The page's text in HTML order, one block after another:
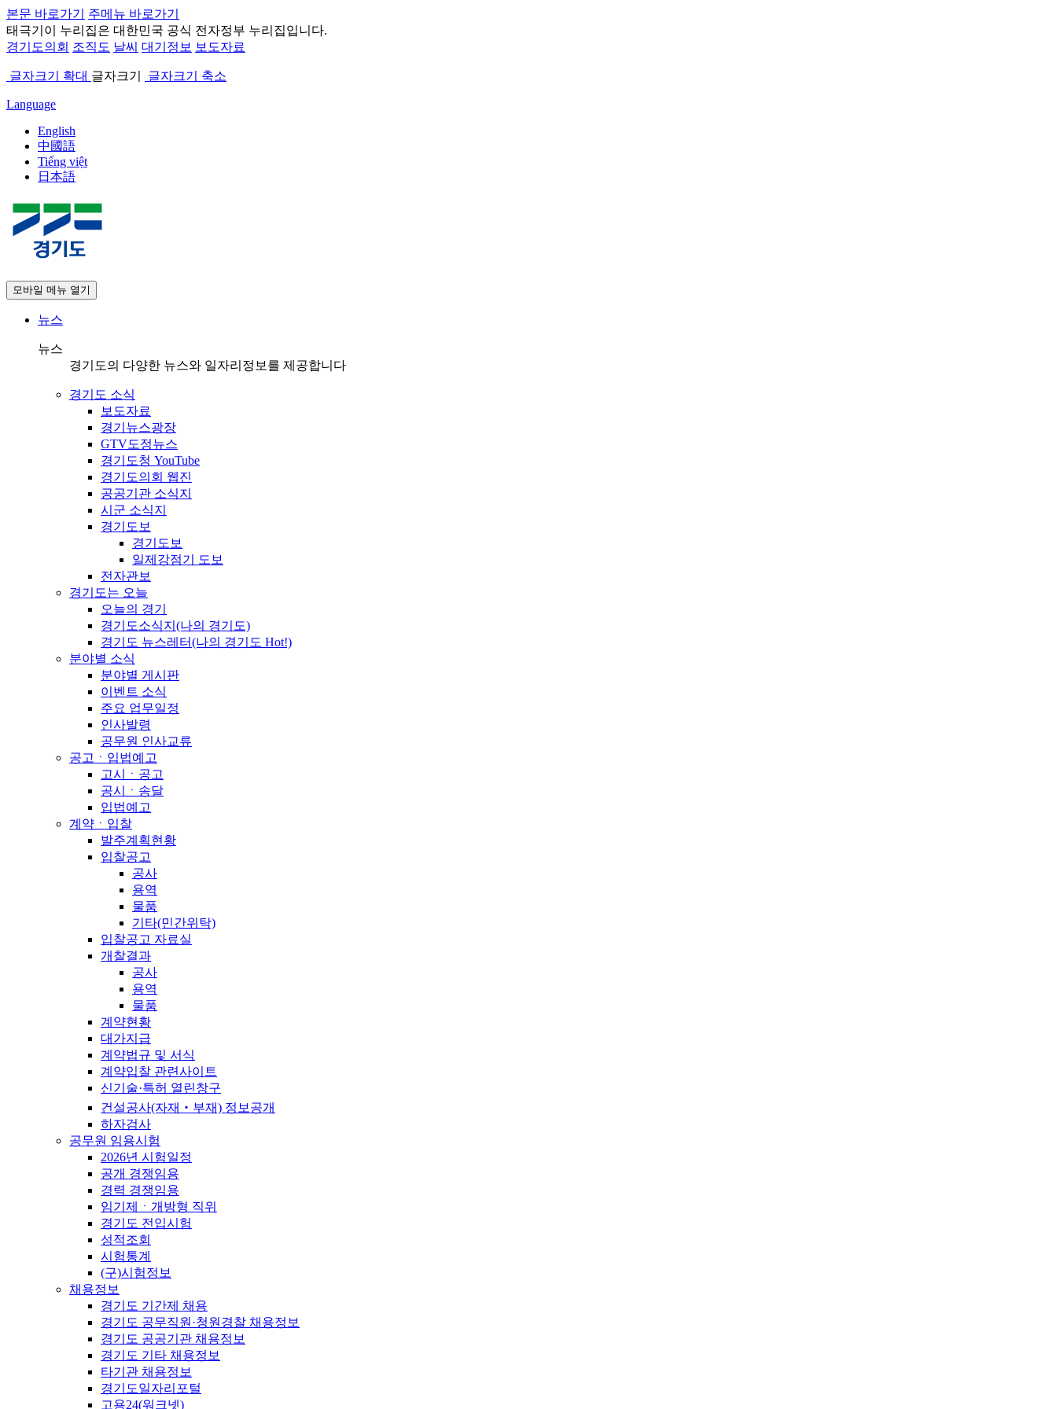
본문 바로가기
주메뉴 바로가기
태극기 이 누리집은 대한민국 공식 전자정부 누리집입니다.
경기도의회 조직도 날씨 대기정보 보도자료
글자크기 확대 글자크기 글자크기 축소
Language
English
中國語
Tiếng việt
日本語
모바일 메뉴 열기
뉴스
뉴스
경기도의 다양한 뉴스와 일자리정보를 제공합니다
경기도 소식
보도자료
경기뉴스광장
GTV도정뉴스
경기도청 YouTube
경기도의회 웹진
공공기관 소식지
시군 소식지
경기도보
경기도보
일제강점기 도보
전자관보
경기도는 오늘
오늘의 경기
경기도소식지(나의 경기도)
경기도 뉴스레터(나의 경기도 Hot!)
분야별 소식
분야별 게시판
이벤트 소식
주요 업무일정
인사발령
공무원 인사교류
공고ㆍ입법예고
고시ㆍ공고
공시ㆍ송달
입법예고
계약ㆍ입찰
발주계획현황
입찰공고
공사
용역
물품
기타(민간위탁)
입찰공고 자료실
개찰결과
공사
용역
물품
계약현황
대가지급
계약법규 및 서식
계약입찰 관련사이트
신기술·특허 열린창구
건설공사(자재‧부재) 정보공개
하자검사
공무원 임용시험
2026년 시험일정
공개 경쟁임용
경력 경쟁임용
임기제ㆍ개방형 직위
경기도 전입시험
성적조회
시험통계
(구)시험정보
채용정보
경기도 기간제 채용
경기도 공무직원·청원경찰 채용정보
경기도 공공기관 채용정보
경기도 기타 채용정보
타기관 채용정보
경기도일자리포털
고용24(워크넷)